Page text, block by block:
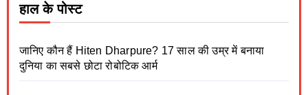
हाल के पोस्ट
जानिए कौन हैं Hiten Dharpure? 17 साल की उम्र में बनाया
दुनिया का सबसे छोटा रोबोटिक आर्म